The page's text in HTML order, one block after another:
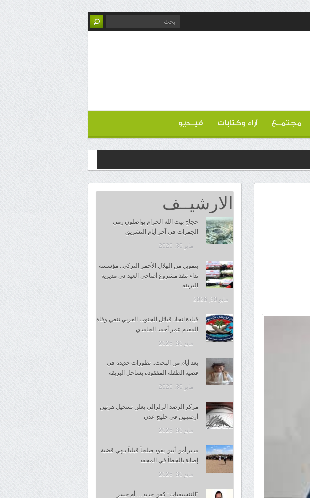
مجتمــع آراء وكتابات فيــديو
الارشيــف
حجاج بيت الله الحرام يواصلون رمي
الجمرات في آخر أيام التشريق
مايو 30, 2026
بتمويل من الهلال الأحمر التركي.. مؤسسة
نداء تنفذ مشروع أضاحي العيد في مديرية
البريقة
مايو 30, 2026
قيادة اتحاد قبائل الجنوب العربي تنعي وفاة
المقدم عمر أحمد الحامدي
مايو 30, 2026
بعد أيام من البحث.. تطورات جديدة في
قضية الطفلة المفقودة بساحل البريقة
مايو 30, 2026
مركز الرصد الزلزالي يعلن تسجيل هزتين
أرضيتين في خليج عدن
مايو 30, 2026
مدير أمن أبين يقود صلحاً قبلياً ينهي قضية
إصابة بالخطأ في المحفد
مايو 30, 2026
“التنسيقيات” كفن جديد… أم جسر